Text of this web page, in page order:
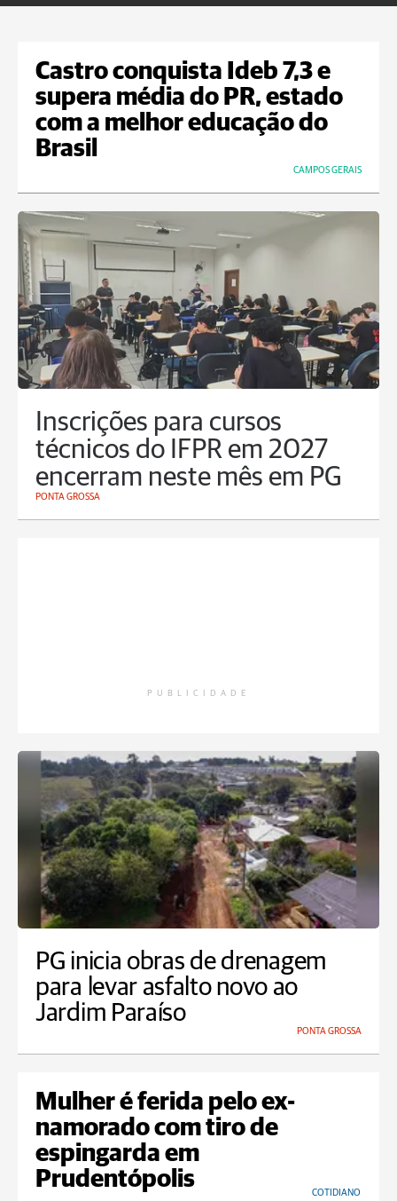
Castro conquista Ideb 7,3 e
supera média do PR, estado
com a melhor educação do
Brasil
CAMPOS GERAIS
Inscrições para cursos
técnicos do IFPR em 2027
encerram neste mês em PG
PONTA GROSSA
PUBLICIDADE
PG inicia obras de drenagem
para levar asfalto novo ao
Jardim Paraíso
PONTA GROSSA
Mulher é ferida pelo ex-
namorado com tiro de
espingarda em
Prudentópolis
COTIDIANO